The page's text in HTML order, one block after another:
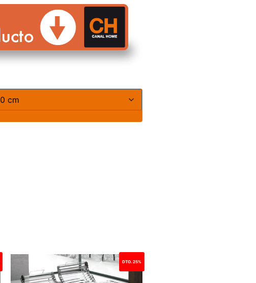
DTO. 25%